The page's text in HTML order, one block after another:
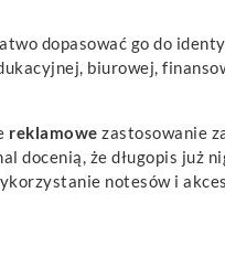
dopasować go do
biurowej,
reklamowe zastosowanie
docenią, że długopis już
notesów i